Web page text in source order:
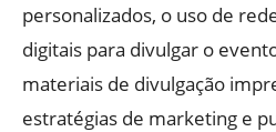
personalizados, o uso de
digitais para divulgar o
materiais de divulgação
estratégias de marketing e